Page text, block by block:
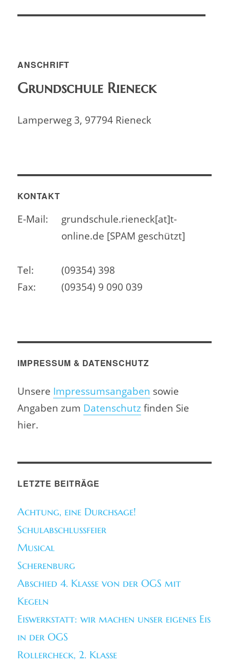
ANSCHRIFT
Grundschule Rieneck
Lamperweg 3, 97794 Rieneck
KONTAKT
E-Mail:
grundschule.rieneck[at]t-
online.de [SPAM geschützt]
Tel:
(09354) 398
Fax:
(09354) 9 090 039
IMPRESSUM & DATENSCHUTZ
Unsere Impressumsangaben sowie
Angaben zum Datenschutzfinden Sie
hier.
LETZTE BEITRÄGE
Achtung, eine Durchsage!
Schulabschlussfeier
Musical
Scherenburg
Abschied 4. Klasse von der OGS mit
Kegeln
Eiswerkstatt: wir machen unser eigenes Eis
in der OGS
Rollercheck, 2. Klasse